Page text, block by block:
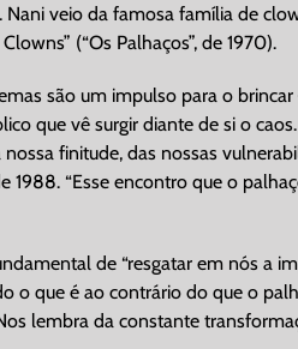
veio da famosa família de
(“Os Palhaços”, de 1970).
são um impulso para o
que vê surgir diante de si o
finitude, das nossas
“Esse encontro que o
de “resgatar em nós a
o que é ao contrário do que o
lembra da constante